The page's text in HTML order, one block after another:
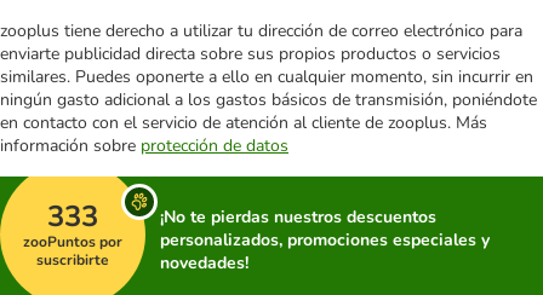
zooplus tiene derecho a utilizar tu dirección de correo electrónico para
enviarte publicidad directa sobre sus propios productos o servicios
similares. Puedes oponerte a ello en cualquier momento, sin incurrir en
ningún gasto adicional a los gastos básicos de transmisión, poniéndote
en contacto con el servicio de atención al cliente de zooplus. Más
información sobre protección de datos
333
zooPuntos por
suscribirte
¡No te pierdas nuestros descuentos
personalizados, promociones especiales y
novedades!